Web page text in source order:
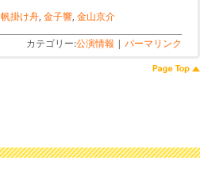
帆掛け舟, 金子響, 金山京介
カテゴリー:公演情報 | パーマリンク